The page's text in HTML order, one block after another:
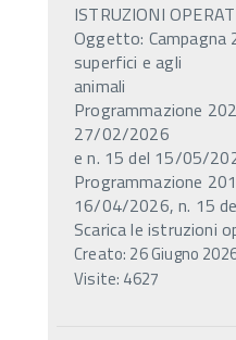
ISTRUZIONI
Oggetto: Campagna
superfici e agli
animali
Programmazione
27/02/2026
e n. 15 del 15/05/
Programmazione
16/04/2026, n. 15
Scarica le istruzioni
Creato: 26 Giugno
Visite: 4627